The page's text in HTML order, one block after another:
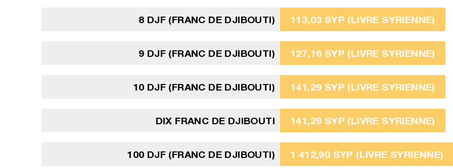
8 DJF (FRANC DE DJIBOUTI) 113,03 SYP (LIVRE SYRIENNE)
9 DJF (FRANC DE DJIBOUTI) 127,16 SYP (LIVRE SYRIENNE)
10 DJF (FRANC DE DJIBOUTI) 141,29 SYP (LIVRE SYRIENNE)
DIX FRANC DE DJIBOUTI 141,29 SYP (LIVRE SYRIENNE)
100 DJF (FRANC DE DJIBOUTI) 1 412,90 SYP (LIVRE SYRIENNE)